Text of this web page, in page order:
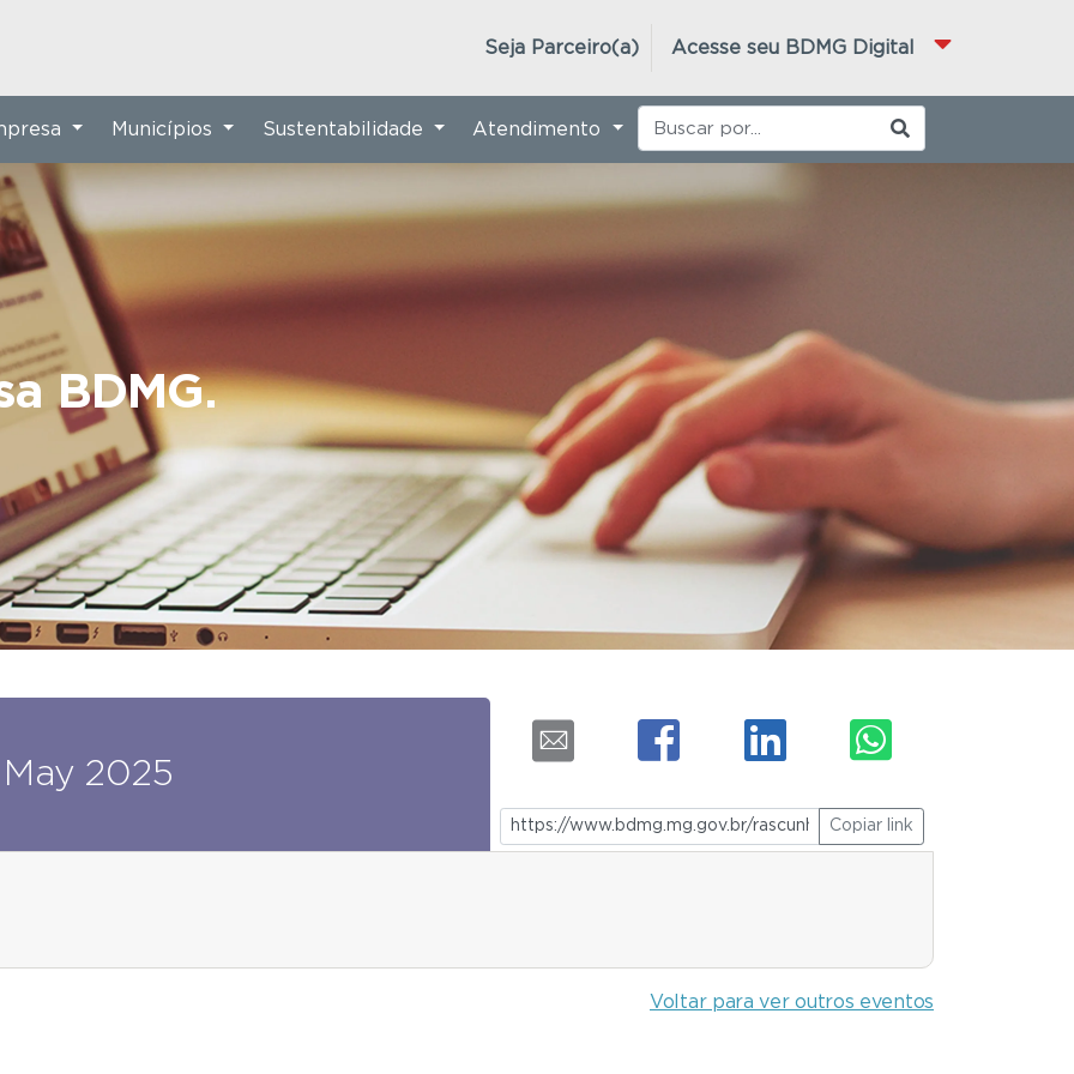
Acesse seu BDMG Digital
Seja Parceiro(a)
BDMG.
Municípios Sustentabilidade Atendimento
May 2025
Copiar link
Voltar para ver outros eventos